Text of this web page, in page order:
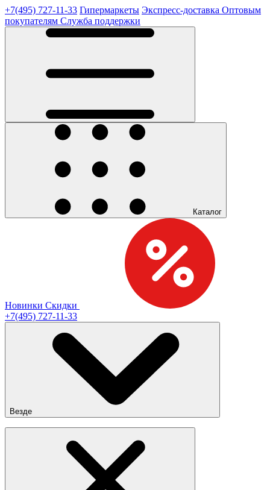
+7(495) 727-11-33 Гипермаркеты Экспресс-доставка Оптовым
покупателям Служба поддержки
Каталог
Новинки Скидки
+7(495) 727-11-33
Везде